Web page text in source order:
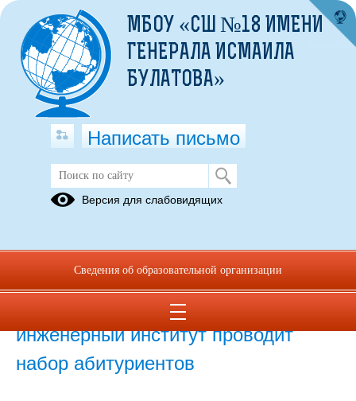
Объяления
Омский автобронетанковый
инженерный институт проводит
набор абитуриентов
МБОУ «СШ №18 ИМЕНИ
ГЕНЕРАЛА ИСМАИЛА
БУЛАТОВА»
Написать письмо
Версия для слабовидящих
Сведения об образовательной организации